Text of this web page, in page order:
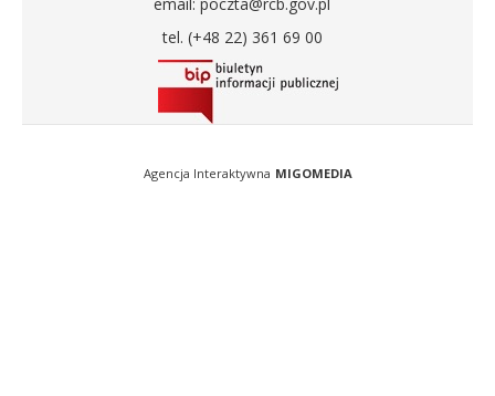
tel. (+48 22) 361 69 00
Agencja Interaktywna MIGOMEDIA